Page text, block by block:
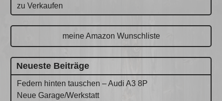
zu Verkaufen
meine Amazon Wunschliste
Neueste Beiträge
Federn hinten tauschen – Audi A3 8P
Neue Garage/Werkstatt